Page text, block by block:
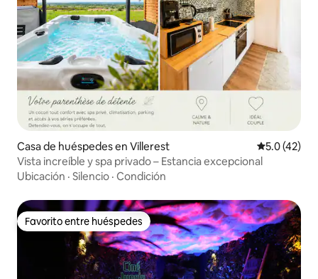
Casa de huéspedes en Villerest Calificación
5.0 (42)
Vista increíble y spa privado – Estancia excepcional
Ubicación · Silencio · Condición
Favorito entre huéspedes
Favorito entre huéspedes